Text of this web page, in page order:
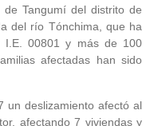
Tangumí del distrito de
del río Tónchima, que ha
I.E. 00801 y más de 100
afectadas han sido
un deslizamiento afectó al
afectando 7 viviendas y